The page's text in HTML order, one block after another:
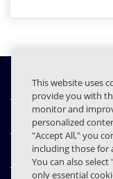
Quiénes somos
Productos
Centro de
This website uses
provide you with
monitor and
personalized
"Accept All," you
including those for
You can also
only essential